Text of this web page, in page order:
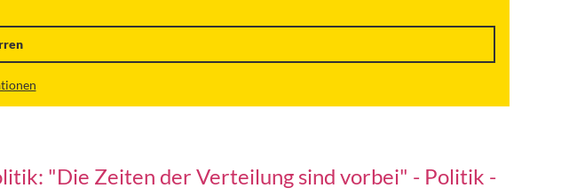
"Die Zeiten der Verteilung sind vorbei" - Politik -